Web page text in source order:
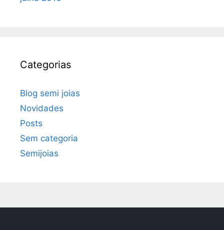
Categorias
Blog semi joias
Novidades
Posts
Sem categoria
Semijoias